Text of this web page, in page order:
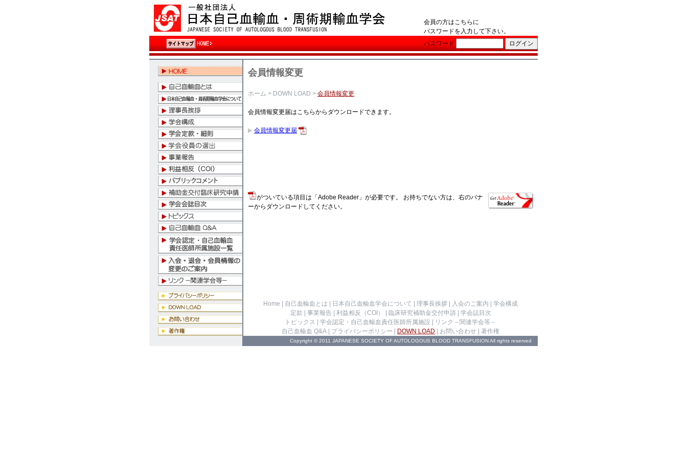
会員の方はこちらに
パスワードを入力して下さい。
パスワード
会員情報変更
ホーム > DOWN LOAD > 会員情報変更
会員情報変更届はこちらからダウンロードできます。
会員情報変更届
がついている項目は「Adobe Reader」が必要です。 お持ちでない方は、右のバナ
ーからダウンロードしてください。
Home 自己血輸血とは 日本自己血輸血学会について 理事長挨拶 入会のご案内
学会構成
定款
事業報告| 利益相反（COI） 臨床研究補助金交付申請| 学会誌目次
トピックス
学会認定・自己血輸血責任医師所属施設
リンク－関連学会等－
自己血輸血 Q&A
プライバシーポリシー DOWN LOAD お問い合わせ 著作権
Copyright © 2011 JAPANESE SOCIETY OF AUTOLOGOUS BLOOD TRANSFUSION All rights reserved